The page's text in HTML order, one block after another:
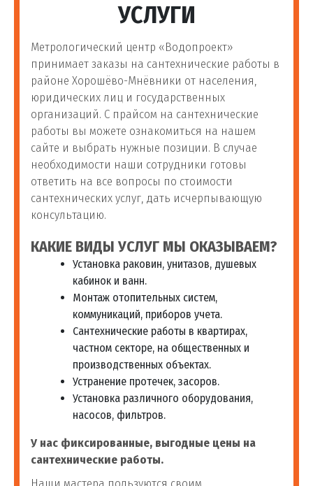
Устранение засоров
Устранение засора на
кухне
1 500 руб
12
Устранение засоров в
квартире
шт 1 500 руб
13
Устранение сложных
засоров
шт
14
Устранение засоров
Устранение засоров в
трубах
Устранение засора в
туалете
шт
Устранение засора
ванны
шт
18
Устранение засора в
раковине
шт 1 500 руб
УСЛУГИ
Метрологический центр «Водопроект»
принимает заказы на сантехнические работы в
районе Хорошёво-Мнёвники от населения,
юридических лиц и государственных
организаций. С прайсом на сантехнические
работы вы можете ознакомиться на нашем
сайте и выбрать нужные позиции. В случае
необходимости наши сотрудники готовы
ответить на все вопросы по стоимости
сантехнических услуг, дать исчерпывающую
консультацию.
КАКИЕ ВИДЫ УСЛУГ МЫ ОКАЗЫВАЕМ?
Установка раковин, унитазов, душевых
кабинок и ванн.
Монтаж отопительных систем,
коммуникаций, приборов учета.
Сантехнические работы в квартирах,
частном секторе, на общественных и
производственных объектах.
Устранение протечек, засоров.
Установка различного оборудования,
насосов, фильтров.
У нас фиксированные, выгодные цены на
сантехнические работы.